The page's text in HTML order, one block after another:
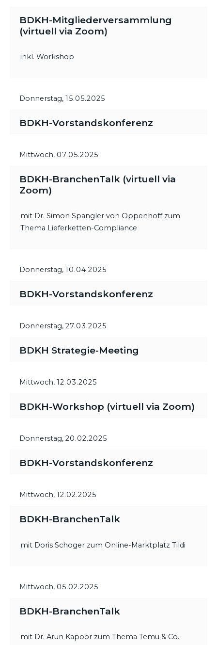
BDKH-Mitgliederversammlung
(virtuell via Zoom)
inkl. Workshop
Donnerstag, 15.05.2025
BDKH-Vorstandskonferenz
Mittwoch, 07.05.2025
BDKH-BranchenTalk (virtuell via
Zoom)
mit Dr. Simon Spangler von Oppenhoff zum
Thema Lieferketten-Compliance
Donnerstag, 10.04.2025
BDKH-Vorstandskonferenz
Donnerstag, 27.03.2025
BDKH Strategie-Meeting
Mittwoch, 12.03.2025
BDKH-Workshop (virtuell via Zoom)
Donnerstag, 20.02.2025
BDKH-Vorstandskonferenz
Mittwoch, 12.02.2025
BDKH-BranchenTalk
mit Doris Schoger zum Online-Marktplatz Tildi
Mittwoch, 05.02.2025
BDKH-BranchenTalk
mit Dr. Arun Kapoor zum Thema Temu & Co.